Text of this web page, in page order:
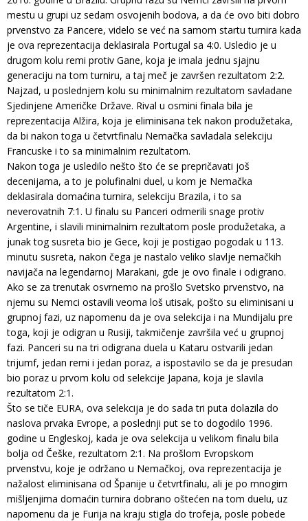
mestu u grupi uz sedam osvojenih bodova, a da će ovo biti dobro
prvenstvo za Pancere, videlo se već na samom startu turnira kada
je ova reprezentacija deklasirala Portugal sa 4:0. Usledio je u
drugom kolu remi protiv Gane, koja je imala jednu sjajnu
generaciju na tom turniru, a taj meč je završen rezultatom 2:2.
Najzad, u poslednjem kolu su minimalnim rezultatom savladane
Sjedinjene Američke Države. Rival u osmini finala bila je
reprezentacija Alžira, koja je eliminisana tek nakon produžetaka,
da bi nakon toga u četvrtfinalu Nemačka savladala selekciju
Francuske i to sa minimalnim rezultatom.
Nakon toga je usledilo nešto što će se prepričavati još
decenijama, a to je polufinalni duel, u kom je Nemačka
deklasirala domaćina turnira, selekciju Brazila, i to sa
neverovatnih 7:1. U finalu su Panceri odmerili snage protiv
Argentine, i slavili minimalnim rezultatom posle produžetaka, a
junak tog susreta bio je Gece, koji je postigao pogodak u 113.
minutu susreta, nakon čega je nastalo veliko slavlje nemačkih
navijača na legendarnoj Marakani, gde je ovo finale i odigrano.
Ako se za trenutak osvrnemo na prošlo Svetsko prvenstvo, na
njemu su Nemci ostavili veoma loš utisak, pošto su eliminisani u
grupnoj fazi, uz napomenu da je ova selekcija i na Mundijalu pre
toga, koji je odigran u Rusiji, takmičenje završila već u grupnoj
fazi. Panceri su na tri odigrana duela u Kataru ostvarili jedan
trijumf, jedan remi i jedan poraz, a ispostavilo se da je presudan
bio poraz u prvom kolu od selekcije Japana, koja je slavila
rezultatom 2:1.
Što se tiče EURA, ova selekcija je do sada tri puta dolazila do
naslova prvaka Evrope, a poslednji put se to dogodilo 1996.
godine u Engleskoj, kada je ova selekcija u velikom finalu bila
bolja od Češke, rezultatom 2:1. Na prošlom Evropskom
prvenstvu, koje je održano u Nemačkoj, ova reprezentacija je
nažalost eliminisana od Španije u četvrtfinalu, ali je po mnogim
mišljenjima domaćin turnira dobrano oštećen na tom duelu, uz
napomenu da je Furija na kraju stigla do trofeja, posle pobede